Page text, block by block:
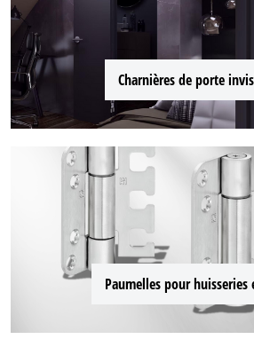
Charnières de porte
Paumelles pour huisseries